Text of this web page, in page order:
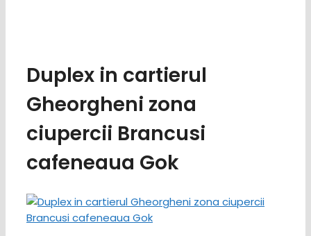
Duplex in cartierul
Gheorgheni zona
ciupercii Brancusi
cafeneaua Gok